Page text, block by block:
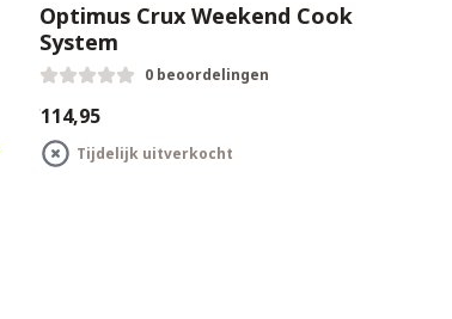
Optimus Crux Weekend Cook
System
0 beoordelingen
€114,95
Tijdelijk uitverkocht